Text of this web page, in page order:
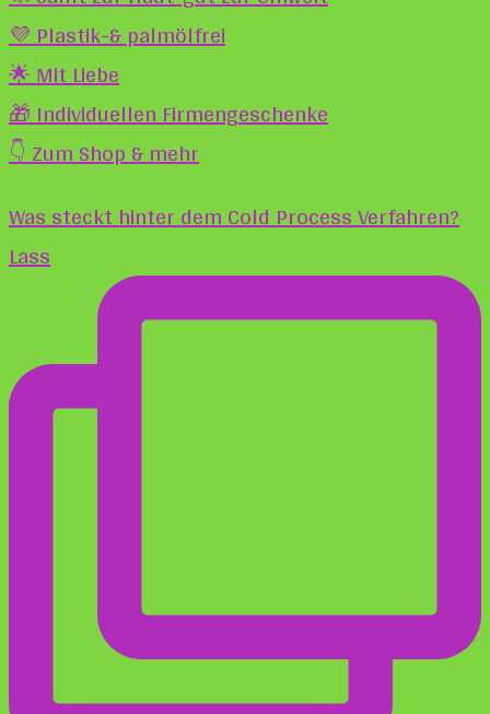
💜 Plastik-& palmölfrei
🌟 Mit Liebe
🎁 Individuellen Firmengeschenke
👇 Zum Shop & mehr
Was steckt hinter dem Cold Process Verfahren?
Lass